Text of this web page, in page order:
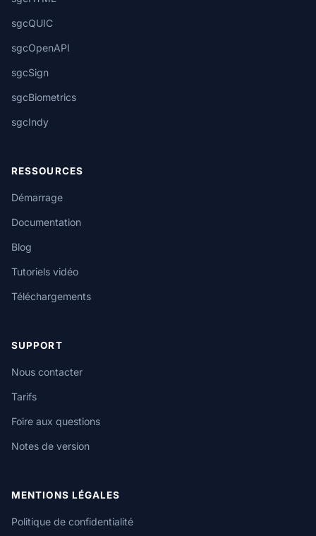
sgcQUIC
sgcOpenAPI
sgcSign
sgcBiometrics
sgcIndy
RESSOURCES
Démarrage
Documentation
Blog
Tutoriels vidéo
Téléchargements
SUPPORT
Nous contacter
Tarifs
Foire aux questions
Notes de version
MENTIONS LÉGALES
Politique de confidentialité